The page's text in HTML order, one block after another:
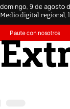
domingo, 9 de agosto
Medio digital regional,
Paute con nosotros